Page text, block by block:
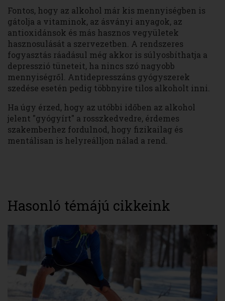
Fontos, hogy az alkohol már kis mennyiségben is
gátolja a vitaminok, az ásványi anyagok, az
antioxidánsok és más hasznos vegyületek
hasznosulását a szervezetben. A rendszeres
fogyasztás ráadásul még akkor is súlyosbíthatja a
depresszió tüneteit, ha nincs szó nagyobb
mennyiségről. Antidepresszáns gyógyszerek
szedése esetén pedig többnyire tilos alkoholt inni.
Ha úgy érzed, hogy az utóbbi időben az alkohol
jelent "gyógyírt" a rosszkedvedre, érdemes
szakemberhez fordulnod, hogy fizikailag és
mentálisan is helyreálljon nálad a rend.
Hasonló témájú cikkeink